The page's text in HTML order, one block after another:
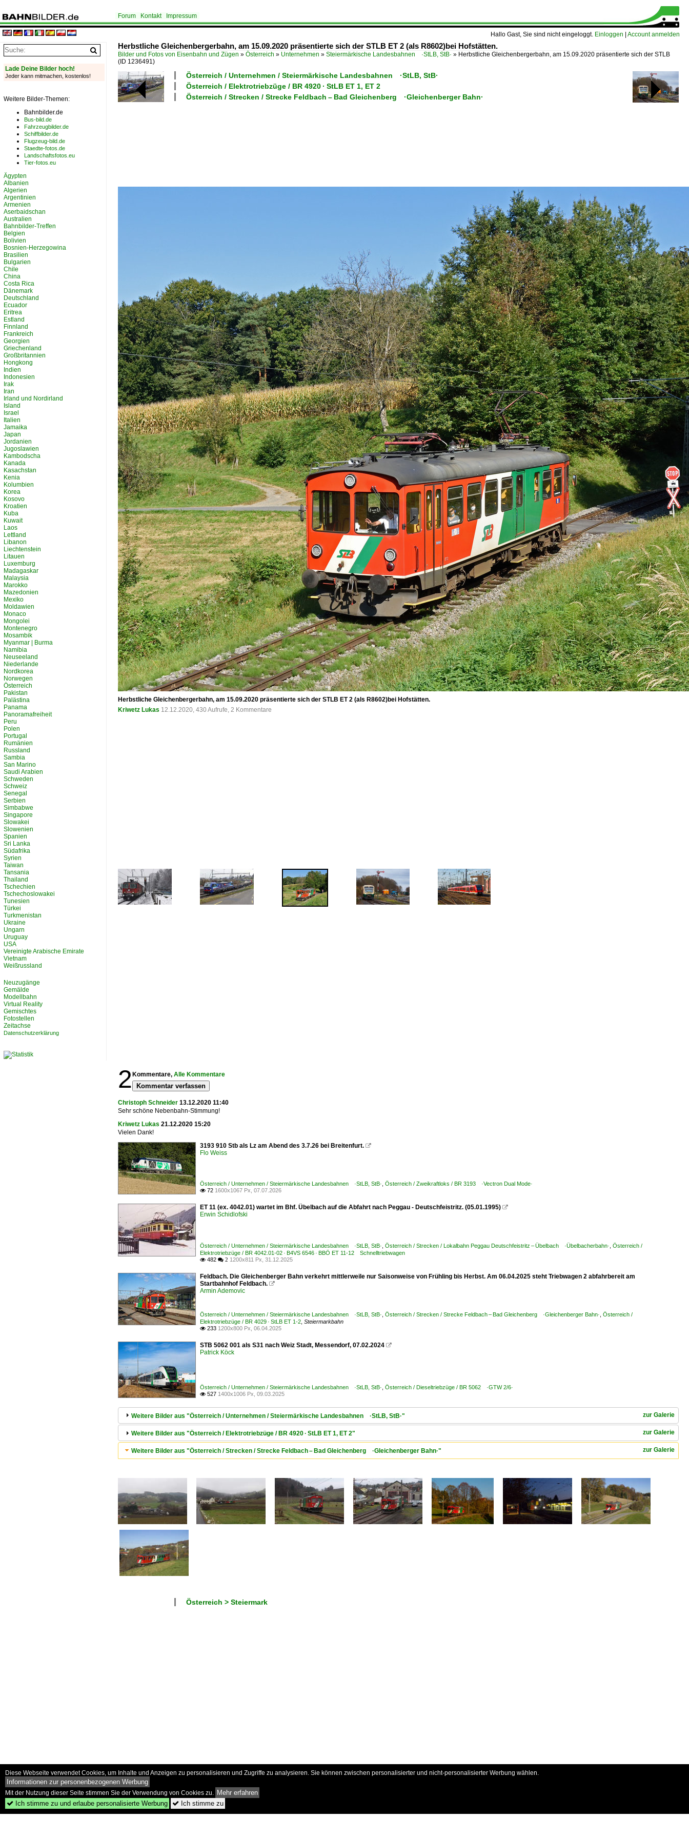
Hallo Gast, Sie sind nicht eingeloggt. Einloggen Account anmelden
Forum Kontakt Impressum
Herbstliche Gleichenbergerbahn, am 15.09.2020 präsentierte sich der STLB ET 2 (als R8602)bei Hofstätten.
Bilder und Fotos von Eisenbahn und Zügen » Österreich » Unternehmen » Steiermärkische Landesbahnen ·StLB, StB· » Herbstliche Gleichenbergerbahn, am 15.09.2020 präsentierte sich der STLB
(ID 1236491)
Österreich / Unternehmen / Steiermärkische Landesbahnen ·StLB, StB·
Österreich / Elektrotriebzüge / BR 4920 · StLB ET 1, ET 2
Österreich / Strecken / Strecke Feldbach – Bad Gleichenberg ·Gleichenberger Bahn·
Herbstliche Gleichenbergerbahn, am 15.09.2020 präsentierte sich der STLB ET 2 (als R8602)bei Hofstätten.
Kriwetz Lukas 12.12.2020, 430 Aufrufe, 2 Kommentare
2 Kommentare, Alle Kommentare
Kommentar verfassen
Christoph Schneider 13.12.2020 11:40
Sehr schöne Nebenbahn-Stimmung!
Kriwetz Lukas 21.12.2020 15:20
Vielen Dank!
3193 910 Stb als Lz am Abend des 3.7.26 bei Breitenfurt. 
Flo Weiss
Österreich / Unternehmen / Steiermärkische Landesbahnen ·StLB, StB· Österreich / Zweikraftloks / BR 3193 ·Vectron Dual Mode·
 72 1600x1067 Px, 07.07.2026
ET 11 (ex. 4042.01) wartet im Bhf. Übelbach auf die Abfahrt nach Peggau - Deutschfeistritz. (05.01.1995) 
Erwin Schidlofski
Österreich / Unternehmen / Steiermärkische Landesbahnen ·StLB, StB· Österreich / Strecken / Lokalbahn Peggau Deutschfeistritz – Übelbach ·Übelbacherbahn· Österreich /
Elektrotriebzüge / BR 4042.01-02 · B4VS 6546 · BBÖ ET 11-12 Schnelltriebwagen
 482  2 1200x811 Px, 31.12.2025
Feldbach. Die Gleichenberger Bahn verkehrt mittlerweile nur Saisonweise von Frühling bis Herbst. Am 06.04.2025 steht Triebwagen 2 abfahrbereit am
Startbahnhof Feldbach. 
Armin Ademovic
Österreich / Unternehmen / Steiermärkische Landesbahnen ·StLB, StB· Österreich / Strecken / Strecke Feldbach – Bad Gleichenberg ·Gleichenberger Bahn· Österreich /
Elektrotriebzüge / BR 4029 · StLB ET 1-2 Steiermarkbahn
 233 1200x800 Px, 06.04.2025
STB 5062 001 als S31 nach Weiz Stadt, Messendorf, 07.02.2024 
Patrick Köck
Österreich / Unternehmen / Steiermärkische Landesbahnen ·StLB, StB· Österreich / Dieseltriebzüge / BR 5062 ·GTW 2/6·
 527 1400x1006 Px, 09.03.2025
zur Galerie
Weitere Bilder aus "Österreich / Unternehmen / Steiermärkische Landesbahnen ·StLB, StB·"
zur Galerie
Weitere Bilder aus "Österreich / Elektrotriebzüge / BR 4920 · StLB ET 1, ET 2"
zur Galerie
Weitere Bilder aus "Österreich / Strecken / Strecke Feldbach – Bad Gleichenberg ·Gleichenberger Bahn·"
Österreich > Steiermark
Lade Deine Bilder hoch!
Jeder kann mitmachen, kostenlos!
Weitere Bilder-Themen:
Bahnbilder.de
Bus-bild.de
Fahrzeugbilder.de
Schiffbilder.de
Flugzeug-bild.de
Staedte-fotos.de
Landschaftsfotos.eu
Tier-fotos.eu
Ägypten
Albanien
Algerien
Argentinien
Armenien
Aserbaidschan
Australien
Bahnbilder-Treffen
Belgien
Bolivien
Bosnien-Herzegowina
Brasilien
Bulgarien
Chile
China
Costa Rica
Dänemark
Deutschland
Ecuador
Eritrea
Estland
Finnland
Frankreich
Georgien
Griechenland
Großbritannien
Hongkong
Indien
Indonesien
Irak
Iran
Irland und Nordirland
Island
Israel
Italien
Jamaika
Japan
Jordanien
Jugoslawien
Kambodscha
Kanada
Kasachstan
Kenia
Kolumbien
Korea
Kosovo
Kroatien
Kuba
Kuwait
Laos
Lettland
Libanon
Liechtenstein
Litauen
Luxemburg
Madagaskar
Malaysia
Marokko
Mazedonien
Mexiko
Moldawien
Monaco
Mongolei
Montenegro
Mosambik
Myanmar | Burma
Namibia
Neuseeland
Niederlande
Nordkorea
Norwegen
Österreich
Pakistan
Palästina
Panama
Panoramafreiheit
Peru
Polen
Portugal
Rumänien
Russland
Sambia
San Marino
Saudi Arabien
Schweden
Schweiz
Senegal
Serbien
Simbabwe
Singapore
Slowakei
Slowenien
Spanien
Sri Lanka
Südafrika
Syrien
Taiwan
Tansania
Thailand
Tschechien
Tschechoslowakei
Tunesien
Türkei
Turkmenistan
Ukraine
Ungarn
Uruguay
USA
Vereinigte Arabische Emirate
Vietnam
Weißrussland
Neuzugänge
Gemälde
Modellbahn
Virtual Reality
Gemischtes
Fotostellen
Zeitachse
Datenschutzerklärung
Diese Webseite verwendet Cookies, um Inhalte und Anzeigen zu personalisieren und Zugriffe zu analysieren. Sie können zwischen personalisierter und nicht-personalisierter Werbung wählen.
Informationen zur personenbezogenen Werbung
Mit der Nutzung dieser Seite stimmen Sie der Verwendung von Cookies zu. Mehr erfahren
 Ich stimme zu und erlaube personalisierte Werbung  Ich stimme zu